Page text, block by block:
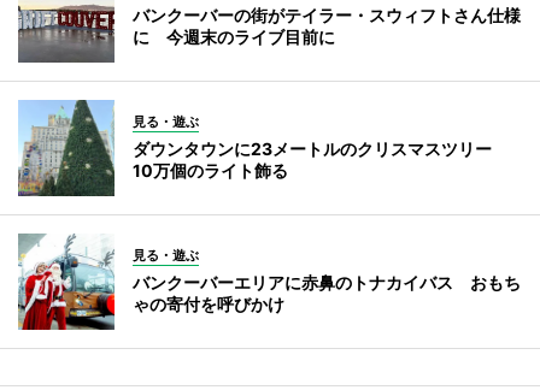
バンクーバーの街がテイラー・スウィフトさん仕様
に 今週末のライブ目前に
見る・遊ぶ
ダウンタウンに23メートルのクリスマスツリー
10万個のライト飾る
見る・遊ぶ
バンクーバーエリアに赤鼻のトナカイバス おもち
ゃの寄付を呼びかけ